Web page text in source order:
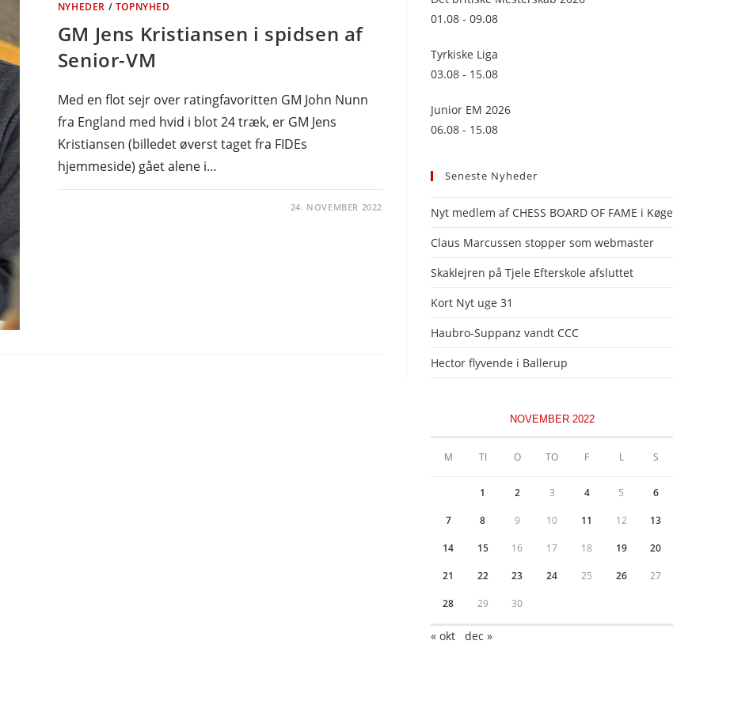
NYHEDER / TOPNYHED
GM Jens Kristiansen i spidsen af
Senior-VM
Med en flot sejr over ratingfavoritten GM John Nunn
fra England med hvid i blot 24 træk, er GM Jens
Kristiansen (billedet øverst taget fra FIDEs
hjemmeside) gået alene i…
24. NOVEMBER 2022
01.08 - 09.08
Tyrkiske Liga
03.08 - 15.08
Junior EM 2026
06.08 - 15.08
Seneste Nyheder
Nyt medlem af CHESS BOARD OF FAME i Køge
Claus Marcussen stopper som webmaster
Skaklejren på Tjele Efterskole afsluttet
Kort Nyt uge 31
Haubro-Suppanz vandt CCC
Hector flyvende i Ballerup
NOVEMBER 2022
M TI O TO F L S
1 2 3 4 5 6
7 8 9 10 11 12 13
14 15 16 17 18 19 20
21 22 23 24 25 26 27
28 29 30
« okt dec »